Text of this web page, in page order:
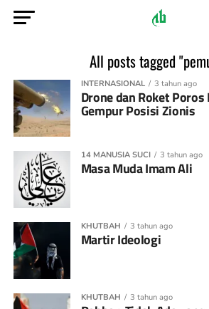
All posts tagged
INTERNASIONAL 3 tahun ago
Drone dan Roket
Gempur Posisi Zionis
14 MANUSIA SUCI 3 tahun ago
Masa Muda Imam Ali
KHUTBAH 3 tahun ago
Martir Ideologi
KHUTBAH 3 tahun ago